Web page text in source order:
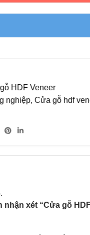
HDF Veneer
nghiệp, Cửa gỗ hdf
nhận xét “Cửa gỗ